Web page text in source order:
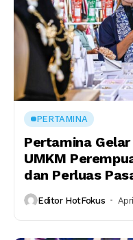
PERTAMINA
Pertamina Gelar
UMKM
dan Perluas
Editor HotFokus